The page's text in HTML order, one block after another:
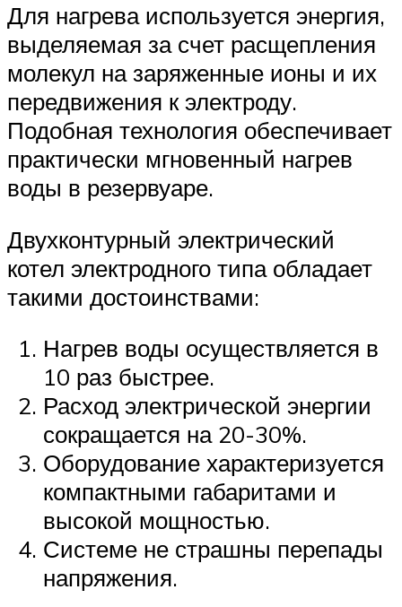
Для нагрева используется энергия,
выделяемая за счет расщепления
молекул на заряженные ионы и их
передвижения к электроду.
Подобная технология обеспечивает
практически мгновенный нагрев
воды в резервуаре.
Двухконтурный электрический
котел электродного типа обладает
такими достоинствами:
Нагрев воды осуществляется в
10 раз быстрее.
Расход электрической энергии
сокращается на 20-30%.
Оборудование характеризуется
компактными габаритами и
высокой мощностью.
Системе не страшны перепады
напряжения.